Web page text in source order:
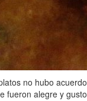
no hubo
fueron alegre y